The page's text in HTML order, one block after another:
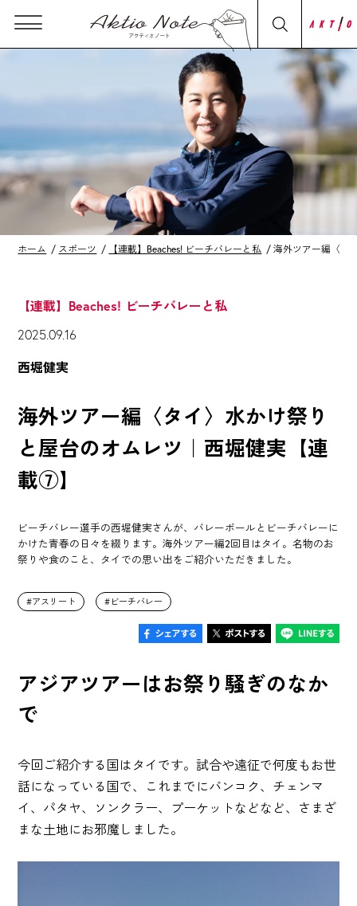
ホーム スポーツ 【連載】Beaches! ビーチバレーと私 海外ツアー編〈タ
【連載】Beaches! ビーチバレーと私
2025.09.16
西堀健実
海外ツアー編〈タイ〉水かけ祭り
と屋台のオムレツ｜西堀健実【連
載⑦】
ビーチバレー選手の西堀健実さんが、バレーボールとビーチバレーに
かけた青春の日々を綴ります。海外ツアー編2回目はタイ。名物のお
祭りや食のこと、タイでの思い出をご紹介いただきました。
アスリート ビーチバレー
アジアツアーはお祭り騒ぎのなか
で
今回ご紹介する国はタイです。試合や遠征で何度もお世
話になっている国で、これまでにバンコク、チェンマ
イ、パタヤ、ソンクラー、プーケットなどなど、さまざ
まな土地にお邪魔しました。